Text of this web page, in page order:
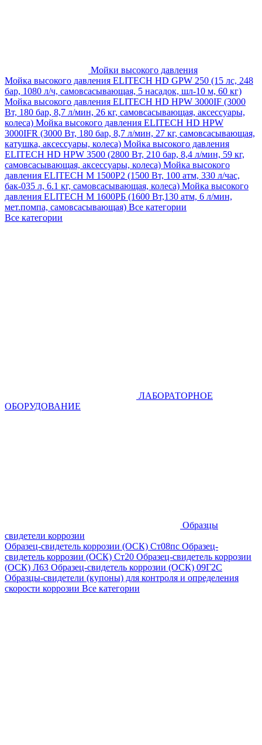
Мойки высокого давления
Мойка высокого давления ELITECH HD GPW 250 (15 лс, 248
бар, 1080 л/ч, самовсасывающая, 5 насадок, шл-10 м, 60 кг)
Мойка высокого давления ELITECH HD HPW 3000IF (3000
Вт, 180 бар, 8,7 л/мин, 26 кг, самовсасывающая, аксессуары,
колеса) Мойка высокого давления ELITECH HD HPW
3000IFR (3000 Вт, 180 бар, 8,7 л/мин, 27 кг, самовсасывающая,
катушка, аксессуары, колеса) Мойка высокого давления
ELITECH HD HPW 3500 (2800 Вт, 210 бар, 8,4 л/мин, 59 кг,
самовсасывающая, аксессуары, колеса) Мойка высокого
давления ELITECH M 1500P2 (1500 Вт, 100 атм, 330 л/час,
бак-035 л, 6.1 кг, самовсасывающая, колеса) Мойка высокого
давления ELITECH М 1600РБ (1600 Вт,130 атм, 6 л/мин,
мет.помпа, самовсасывающая) Все категории
Все категории
ЛАБОРАТОРНОЕ
ОБОРУДОВАНИЕ
Образцы
свидетели коррозии
Образец-свидетель коррозии (ОСК) Ст08пс Образец-
свидетель коррозии (ОСК) Ст20 Образец-свидетель коррозии
(ОСК) Л63 Образец-свидетель коррозии (ОСК) 09Г2С
Образцы-свидетели (купоны) для контроля и определения
скорости коррозии Все категории